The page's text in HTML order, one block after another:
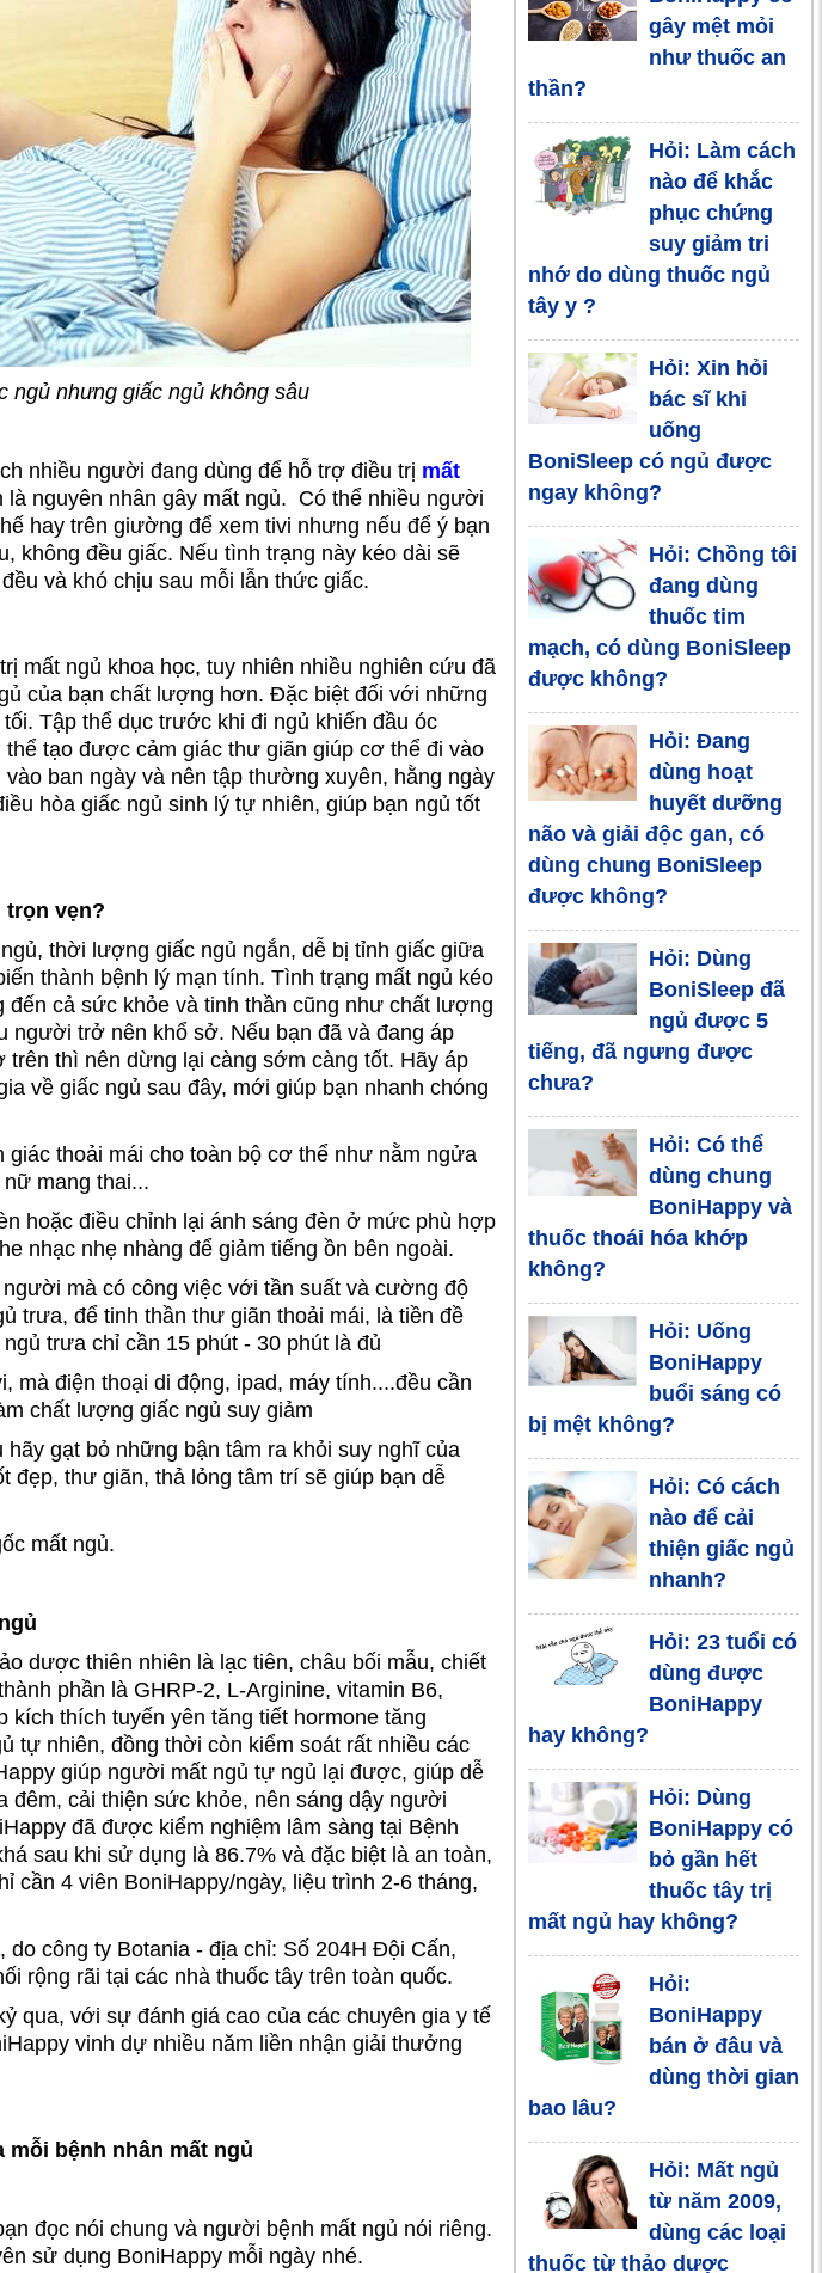
ngủ nhưng giấc ngủ không sâu
nhiều người đang dùng để hỗ trợ điều trị mất
nguyên nhân gây mất ngủ. Có thể nhiều người
hay trên giường để xem tivi nhưng nếu để ý bạn
không đều giấc. Nếu tình trạng này kéo dài sẽ
và khó chịu sau mỗi lẫn thức giấc.
mất ngủ khoa học, tuy nhiên nhiều nghiên cứu đã
của bạn chất lượng hơn. Đặc biệt đối với những
Tập thể dục trước khi đi ngủ khiến đầu óc
tạo được cảm giác thư giãn giúp cơ thể đi vào
ban ngày và nên tập thường xuyên, hằng ngày
hòa giấc ngủ sinh lý tự nhiên, giúp bạn ngủ tốt
trọn vẹn?
thời lượng giấc ngủ ngắn, dễ bị tỉnh giấc giữa
thành bệnh lý mạn tính. Tình trạng mất ngủ kéo
cả sức khỏe và tinh thần cũng như chất lượng
người trở nên khổ sở. Nếu bạn đã và đang áp
thì nên dừng lại càng sớm càng tốt. Hãy áp
về giấc ngủ sau đây, mới giúp bạn nhanh chóng
thoải mái cho toàn bộ cơ thể như nằm ngửa
mang thai...
hoặc điều chỉnh lại ánh sáng đèn ở mức phù hợp
nhạc nhẹ nhàng để giảm tiếng ồn bên ngoài.
mà có công việc với tần suất và cường độ
trưa, để tinh thần thư giãn thoải mái, là tiền đề
trưa chỉ cần 15 phút - 30 phút là đủ
mà điện thoại di động, ipad, máy tính....đều cần
chất lượng giấc ngủ suy giảm
gạt bỏ những bận tâm ra khỏi suy nghĩ của
đẹp, thư giãn, thả lỏng tâm trí sẽ giúp bạn dễ
mất ngủ.
dược thiên nhiên là lạc tiên, châu bối mẫu, chiết
phần là GHRP-2, L-Arginine, vitamin B6,
kích thích tuyến yên tăng tiết hormone tăng
tự nhiên, đồng thời còn kiểm soát rất nhiều các
giúp người mất ngủ tự ngủ lại được, giúp dễ
đêm, cải thiện sức khỏe, nên sáng dậy người
đã được kiểm nghiệm lâm sàng tại Bệnh
sau khi sử dụng là 86.7% và đặc biệt là an toàn,
cần 4 viên BoniHappy/ngày, liệu trình 2-6 tháng,
công ty Botania - địa chỉ: Số 204H Đội Cấn,
rộng rãi tại các nhà thuốc tây trên toàn quốc.
qua, với sự đánh giá cao của các chuyên gia y tế
vinh dự nhiều năm liền nhận giải thưởng
mỗi bệnh nhân mất ngủ
đọc nói chung và người bệnh mất ngủ nói riêng.
sử dụng BoniHappy mỗi ngày nhé.
kéo dài:
Nguyên nhân
và giải pháp khắc phục
hiệu quả
4 cách chữa
mất ngủ hiệu
quả tại nhà
khó đi vào
giấc ngủ là gì?
Giải pháp cải thiện ra
Chữa mất ngủ
tiền mãn kinh
cho phụ nữ
bằng cách nào?
Nguyên nhân
mất ngủ là gì?
Làm sao để
giấc ngủ ngon, sâu trở
lại?
Mất ngủ kéo
dài chữa như
thế nào? Giải
pháp nào là hiệu quả và
an toàn nhất?
Mất ngủ là gì,
nguyên nhân
cách điều trị như thế nào?
Khó ngủ ở
người trẻ tuổi:
Nguyên nhân
và biện pháp khắc phục
hiệu quả
Cách chữa
mất ngủ ở
người già hiệu
quả
Khó ngủ buổi
tối phải làm
sao?
Mất ngủ ở
người già:
Nguyên nhân
và giải pháp
Lời khuyên
cho bạn: Mất
ngủ, khó ngủ
gây mệt mỏi
như thuốc an
thần?
Hỏi: Làm cách
nào để khắc
phục chứng
suy giảm tri
nhớ do dùng thuốc ngủ
tây y ?
Hỏi: Xin hỏi
bác sĩ khi
uống
BoniSleep có ngủ được
ngay không?
Hỏi: Chồng tôi
đang dùng
thuốc tim
mạch, có dùng BoniSleep
được không?
Hỏi: Đang
dùng hoạt
huyết dưỡng
não và giải độc gan, có
dùng chung BoniSleep
được không?
Hỏi: Dùng
BoniSleep đã
ngủ được 5
tiếng, đã ngưng được
chưa?
Hỏi: Có thể
dùng chung
BoniHappy và
thuốc thoái hóa khớp
không?
Hỏi: Uống
BoniHappy
buổi sáng có
bị mệt không?
Hỏi: Có cách
nào để cải
thiện giấc ngủ
nhanh?
Hỏi: 23 tuổi có
dùng được
BoniHappy
hay không?
Hỏi: Dùng
BoniHappy có
bỏ gần hết
thuốc tây trị
mất ngủ hay không?
Hỏi:
BoniHappy
bán ở đâu và
dùng thời gian
bao lâu?
Hỏi: Mất ngủ
từ năm 2009,
dùng các loại
thuốc từ thảo dược